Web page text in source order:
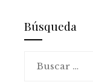
Búsqueda